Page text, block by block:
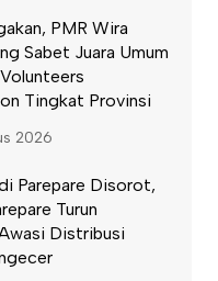
PMR Wira
Sabet Juara Umum
Tingkat Provinsi
2026
Parepare Disorot,
Turun
Distribusi